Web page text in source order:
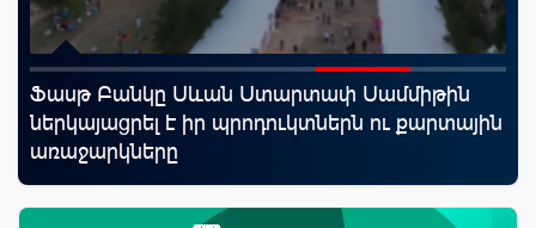
Ֆասթ Բանկը Սևան Ստարտափ Սամմիթին
ներկայացրել է իր պրոդուկտներն ու քարտային
առաջարկները